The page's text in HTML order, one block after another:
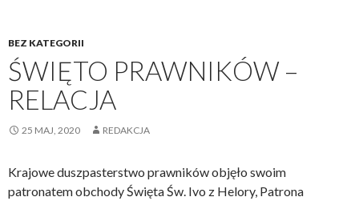
BEZ KATEGORII
ŚWIĘTO PRAWNIKÓW –
RELACJA
25 MAJ, 2020 REDAKCJA
Krajowe duszpasterstwo prawników objęło swoim
patronatem obchody Święta Św. Ivo z Helory, Patrona